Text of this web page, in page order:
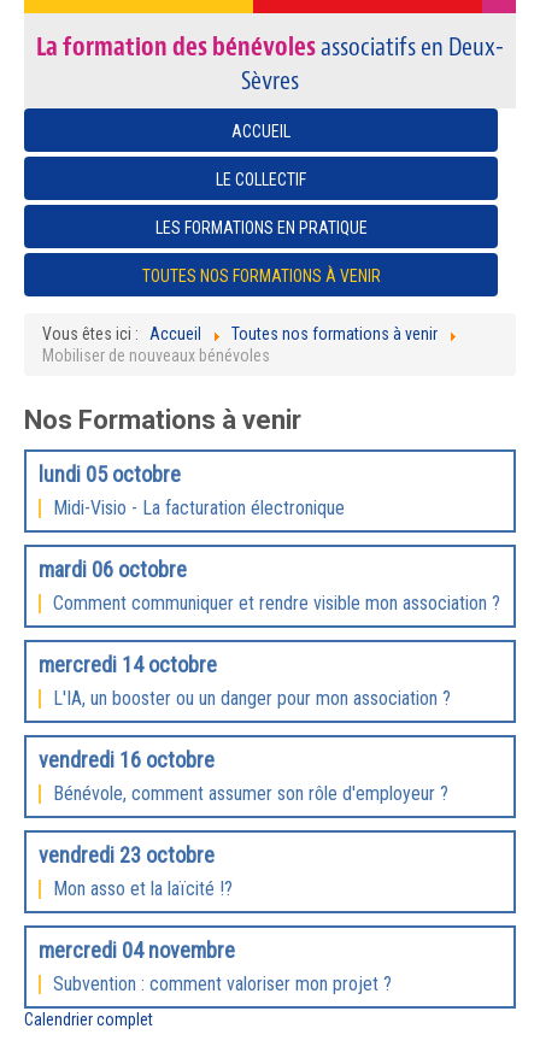
La formation des bénévolesassociatifs en Deux-
Sèvres
ACCUEIL
LE COLLECTIF
LES FORMATIONS EN PRATIQUE
TOUTES NOS FORMATIONS À VENIR
Vous êtes ici : Accueil
Toutes nos formations à venir
Mobiliser de nouveaux bénévoles
Nos Formations à venir
lundi 05 octobre
Midi-Visio - La facturation électronique
mardi 06 octobre
Comment communiquer et rendre visible mon association ?
mercredi 14 octobre
L'IA, un booster ou un danger pour mon association ?
vendredi 16 octobre
Bénévole, comment assumer son rôle d'employeur ?
vendredi 23 octobre
Mon asso et la laïcité !?
mercredi 04 novembre
Subvention : comment valoriser mon projet ?
Calendrier complet